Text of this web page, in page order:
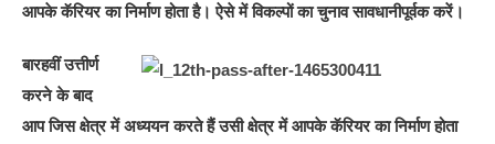
आपके कॅरियर का निर्माण होता है। ऐसे में विकल्पों का चुनाव सावधानीपूर्वक करें।
बारहवीं उत्तीर्ण
करने के बाद
आप जिस क्षेत्र में अध्ययन करते हैं उसी क्षेत्र में आपके कॅरियर का निर्माण होता